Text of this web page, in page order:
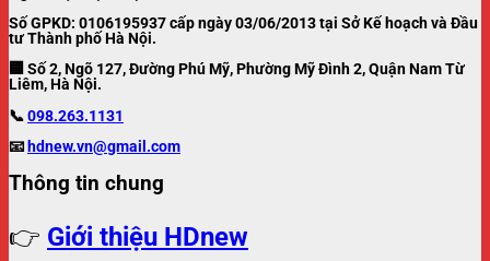
Số GPKD: 0106195937 cấp ngày 03/06/2013 tại Sở Kế hoạch và Đầu
tư Thành phố Hà Nội.
🏢 Số 2, Ngõ 127, Đường Phú Mỹ, Phường Mỹ Đình 2, Quận Nam Từ
Liêm, Hà Nội.
📞098.263.1131
📧 hdnew.vn@gmail.com
Thông tin chung
👉 Giới thiệu HDnew